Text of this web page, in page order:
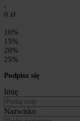
0 zł
10%
15%
20%
25%
Podpisz się
Imię
Nazwisko